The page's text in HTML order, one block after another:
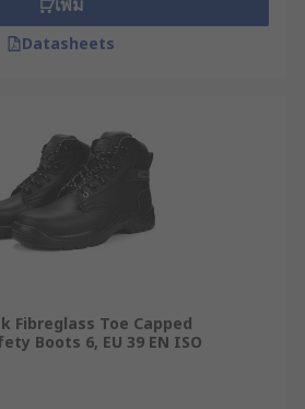
อยขาดหรือชำรุดที่พื้นรองเท้า
บ สำหรับรองเท้าหัวเหล็ก ให้
รือเปลี่ยนคู่ใหม่ทันที
ป้องกันที่ควร
ลือกซื้อรองเท้า
ยจากไฟฟ้า : รองเท้าที่
ความเสี่ยงจากการถูกไฟฟ้าดูด
นวนป้องกันไม่ให้กระแสไฟฟ้า
มสำคัญอย่างยิ่งสำหรับสภาพ
Datasheets
Fibreglass Toe Capped
Boots 6, EU 39 EN ISO